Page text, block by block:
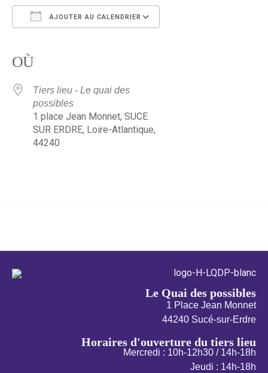
AJOUTER AU CALENDRIER
OÙ
Tiers lieu - Le quai des
possibles
1 place Jean Monnet, SUCE
SUR ERDRE, Loire-Atlantique,
44240
Le Quai des possibles
1 Place Jean Monnet
44240 Sucé-sur-Erdre
Horaires d'ouverture du tiers lieu
Mercredi : 10h-12h30 / 14h-18h
Jeudi : 14h-18h